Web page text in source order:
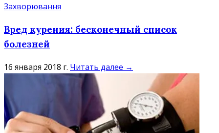
Захворювання
Вред курения: бесконечный список
болезней
16 января 2018 г. Читать далее →